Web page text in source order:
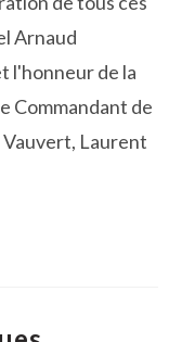
Arnaud
l'honneur de la
Commandant de
Vauvert, Laurent